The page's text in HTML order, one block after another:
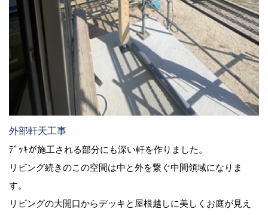
外部軒天工事
ﾃﾞｯｷが施工される部分にも深い軒を作りました。
リビング続きのこの空間は中と外を繋ぐ中間領域になりま
す。
リビングの大開口からデッキと屋根越しに美しくお庭が見え